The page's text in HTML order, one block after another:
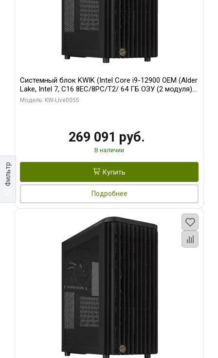
Фильтр
Системный блок KWIK (Intel Core i9-12900 OEM (Alder
Lake, Intel 7, C16 8EC/8PC/T2/ 64 ГБ ОЗУ (2 модуля)/
MSI RTX5080 SHADOW 3X OC 16GB GDDR7 256bit 3xDP
Модель: KW-Live0055
269 091 руб.
В наличии
Купить
Подробнее